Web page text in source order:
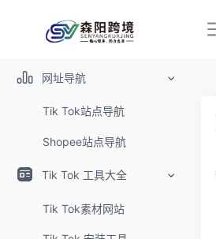
网址导航
Tik Tok站点导航
Shopee站点导航
Tik Tok 工具大全
Tik Tok素材网站